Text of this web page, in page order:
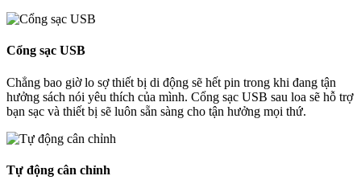
Cổng sạc USB
Chẳng bao giờ lo sợ thiết bị di động sẽ hết pin trong khi đang tận
hưởng sách nói yêu thích của mình. Cổng sạc USB sau loa sẽ hỗ trợ
bạn sạc và thiết bị sẽ luôn sẵn sàng cho tận hưởng mọi thứ.
Tự động cân chỉnh